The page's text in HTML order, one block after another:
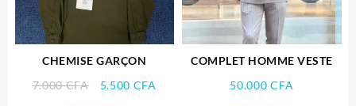
CHEMISE GARÇON
7.000CFA
Le
5.500 CFA
COMPLET HOMME VESTE
50.000CFA